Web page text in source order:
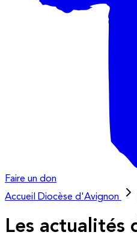
Faire un don
Accueil
Diocèse d'Avignon
Les actualités